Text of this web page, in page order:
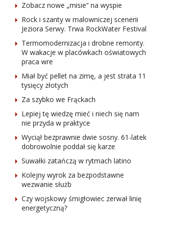
Zobacz nowe „misie” na wyspie
Rock i szanty w malowniczej scenerii
Jeziora Serwy. Trwa RockWater Festival
Termomodernizacja i drobne remonty.
W wakacje w placówkach oświatowych
praca wre
Miał być pellet na zimę, a jest strata 11
tysięcy złotych
Za szybko we Frąckach
Lepiej tę wiedzę mieć i niech się nam
nie przyda w praktyce
Wyciął bezprawnie dwie sosny. 61-latek
dobrowolnie poddał się karze
Suwałki zatańczą w rytmach latino
Kolejny wyrok za bezpodstawne
wezwanie służb
Czy wojskowy śmigłowiec zerwał linię
energetyczną?